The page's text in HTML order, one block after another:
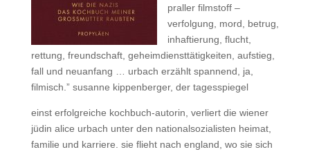
praller filmstoff –
verfolgung, mord, betrug,
inhaftierung, flucht,
rettung, freundschaft, geheimdiensttätigkeiten, aufstieg,
fall und neuanfang … urbach erzählt spannend, ja,
filmisch.” susanne kippenberger, der tagesspiegel
einst erfolgreiche kochbuch-autorin, verliert die wiener
jüdin alice urbach unter den nationalsozialisten heimat,
familie und karriere. sie flieht nach england, wo sie sich